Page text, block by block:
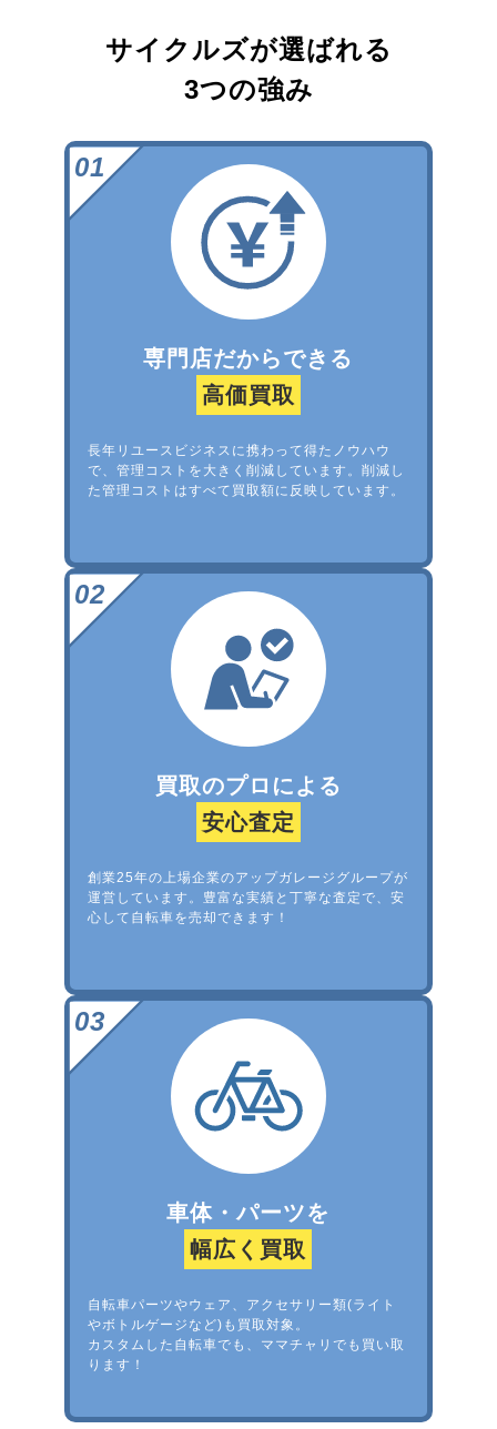
サイクルズが選ばれる
3つの強み
専門店だからできる
高価買取
長年リユースビジネスに携わって得たノウハウ
で、管理コストを大きく削減しています。削減し
た管理コストはすべて買取額に反映しています。
買取のプロによる
安心査定
創業25年の上場企業のアップガレージグループが
運営しています。豊富な実績と丁寧な査定で、安
心して自転車を売却できます！
車体・パーツを
幅広く買取
自転車パーツやウェア、アクセサリー類(ライト
やボトルゲージなど)も買取対象。
カスタムした自転車でも、ママチャリでも買い取
ります！